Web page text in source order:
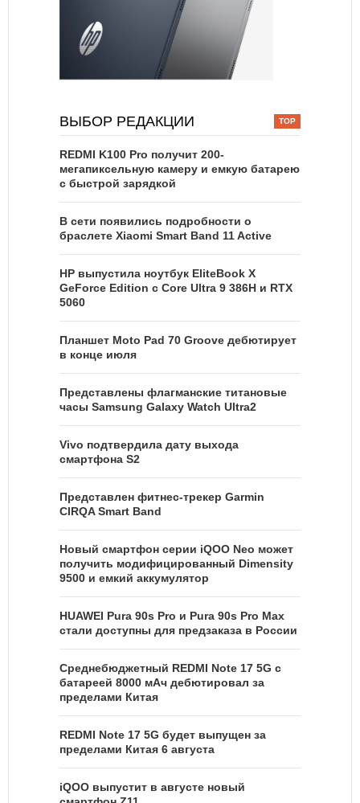
ВЫБОР РЕДАКЦИИ
REDMI K100 Pro получит 200-
мегапиксельную камеру и емкую батарею
с быстрой зарядкой
В сети появились подробности о
браслете Xiaomi Smart Band 11 Active
HP выпустила ноутбук EliteBook X
GeForce Edition с Core Ultra 9 386H и RTX
5060
Планшет Moto Pad 70 Groove дебютирует
в конце июля
Представлены флагманские титановые
часы Samsung Galaxy Watch Ultra2
Vivo подтвердила дату выхода
смартфона S2
Представлен фитнес-трекер Garmin
CIRQA Smart Band
Новый смартфон серии iQOO Neo может
получить модифицированный Dimensity
9500 и емкий аккумулятор
HUAWEI Pura 90s Pro и Pura 90s Pro Max
стали доступны для предзаказа в России
Среднебюджетный REDMI Note 17 5G с
батареей 8000 мАч дебютировал за
пределами Китая
REDMI Note 17 5G будет выпущен за
пределами Китая 6 августа
iQOO выпустит в августе новый